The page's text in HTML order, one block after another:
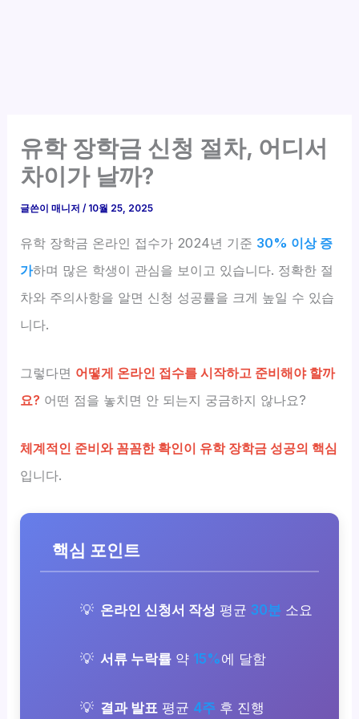
유학 장학금 신청 절차, 어디서
차이가 날까?
글쓴이매니저/ 10월 25, 2025
유학 장학금 온라인 접수가 2024년 기준 30% 이상 증
가하며 많은 학생이 관심을 보이고 있습니다. 정확한 절
차와 주의사항을 알면 신청 성공률을 크게 높일 수 있습
니다.
그렇다면 어떻게 온라인 접수를 시작하고 준비해야 할까
요? 어떤 점을 놓치면 안 되는지 궁금하지 않나요?
체계적인 준비와 꼼꼼한 확인이 유학 장학금 성공의 핵심
입니다.
핵심 포인트
온라인 신청서 작성 평균 30분소요
서류 누락률약 15%에 달함
결과 발표평균 4주후 진행